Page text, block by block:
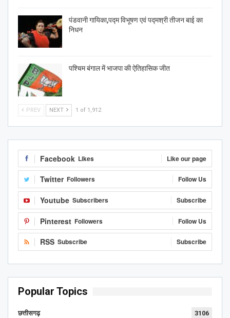
पंडवानी गायिका,पद्म विभूषण एवं पद्मश्री तीजन बाई का
निधन
पश्चिम बंगाल में भाजपा की ऐतिहासिक जीत
PREV NEXT 1 of 1,912
Facebook Likes Like our page
Twitter Followers Follow Us
Youtube Subscribers Subscribe
Pinterest Followers Follow Us
RSS Subscribe Subscribe
Popular Topics
छत्तीसगढ़ 3106